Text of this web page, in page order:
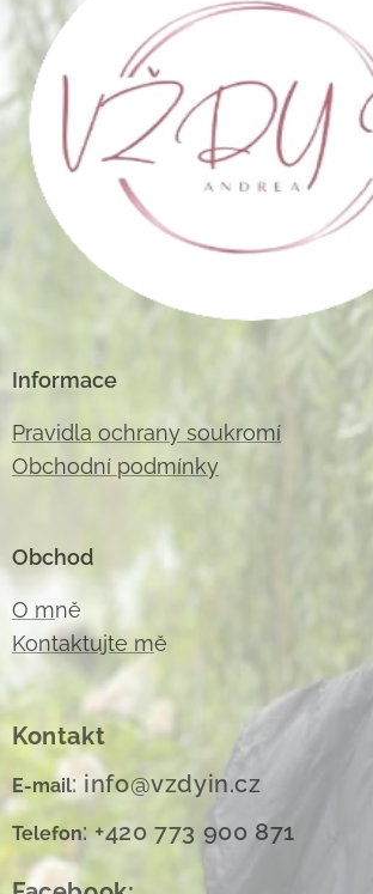
Informace
Pravidla ochrany soukromí
Obchodní podmínky
Obchod
O mně
Kontaktujte mě
Kontakt
E-mail: info@vzdyin.cz
Telefon: +420 773 900 871